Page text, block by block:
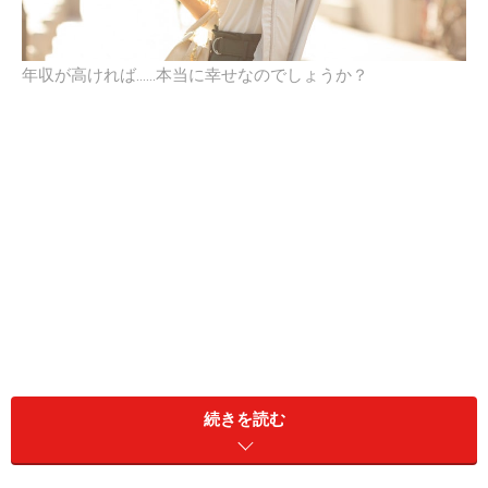
年収が高ければ……本当に幸せなのでしょうか？
年収1000万円以上でも「家計にゆとりがあ
続きを読む